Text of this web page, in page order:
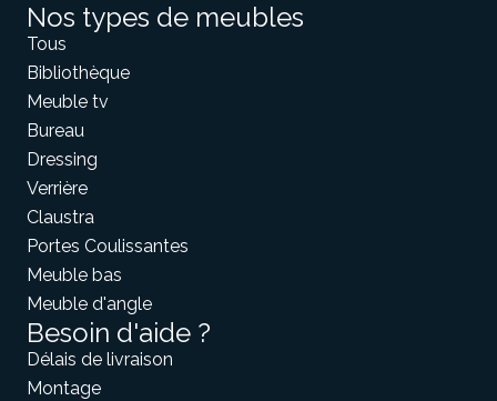
Nos types de meubles
Tous
Bibliothèque
Meuble tv
Bureau
Dressing
Verrière
Claustra
Portes Coulissantes
Meuble bas
Meuble d'angle
Besoin d'aide ?
Délais de livraison
Montage